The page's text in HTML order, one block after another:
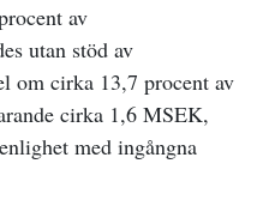
av
utan stöd av
om cirka 13,7 procent av
cirka 1,6 MSEK,
med ingångna